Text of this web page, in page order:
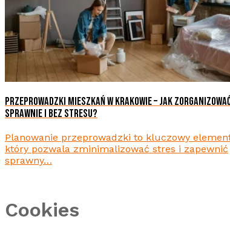
PRZEPROWADZKI MIESZKAŃ W KRAKOWIE – JAK
SPRAWNIE I BEZ STRESU?
Planowanie przeprowadzki to kluczowy
który pozwala zminimalizować stres i zapewnić
sprawny…
Cookies